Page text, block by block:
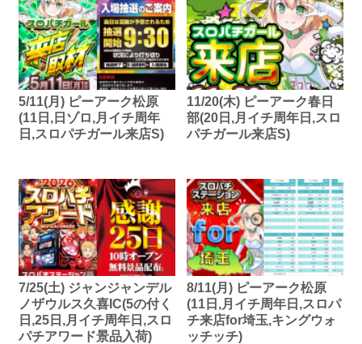
5/11(月) ピーアーク松原
(11日,日ゾロ,月イチ周年
日,スロパチガール来店S)
11/20(木) ピーアーク春日
部(20日,月イチ周年日,スロ
パチガール来店S)
7/25(土) ジャンジャンデル
ノザウルス久喜IC(5の付く
日,25日,月イチ周年日,スロ
パチアワード景品入荷)
8/11(月) ピーアーク松原
(11日,月イチ周年日,スロパ
チ来店for埼玉,キングウォ
ッチッチ)